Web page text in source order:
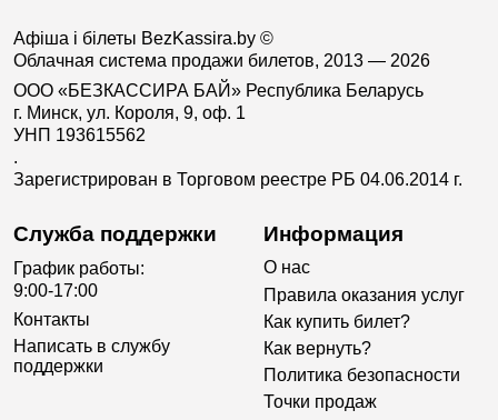
Афіша і білеты BezKassira.by ©
Облачная система продажи билетов, 2013 — 2026
ООО «БЕЗКАССИРА БАЙ» Республика Беларусь
г. Минск, ул. Короля, 9, оф. 1
УНП 193615562
.
Зарегистрирован в Торговом реестре РБ 04.06.2014 г.
Служба поддержки
График работы:
9:00-17:00
Контакты
Написать в службу
поддержки
Информация
О нас
Правила оказания услуг
Как купить билет?
Как вернуть?
Политика безопасности
Точки продаж